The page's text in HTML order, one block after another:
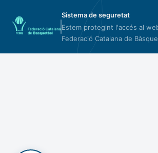
Sistema de seguretat
Estem protegint l'accés al
Federació Catalana de